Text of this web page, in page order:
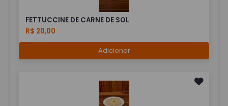
FETTUCCINE DE CARNE DE SOL
R$ 20,00
Adicionar